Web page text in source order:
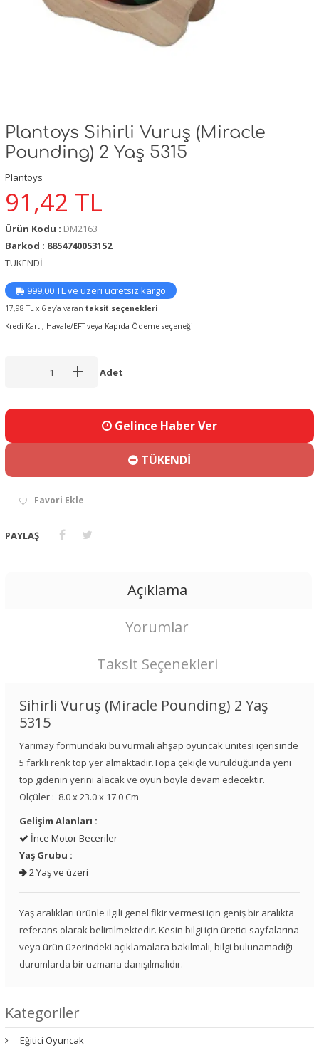
Plantoys Sihirli Vuruş (Miracle
Pounding) 2 Yaş 5315
Plantoys
91,42 TL
Ürün Kodu : DM2163
Barkod : 8854740053152
TÜKENDİ
999,00 TL ve üzeri ücretsiz kargo
17,98 TL x 6 ay’a varan taksit seçenekleri
Kredi Kartı, Havale/EFT veya Kapıda Ödeme seçeneği
Adet
Gelince Haber Ver
TÜKENDİ
Favori Ekle
PAYLAŞ
Açıklama
Yorumlar
Taksit Seçenekleri
Sihirli Vuruş (Miracle Pounding) 2 Yaş
5315
Yarımay formundaki bu vurmalı ahşap oyuncak ünitesi içerisinde
5 farklı renk top yer almaktadır.Topa çekiçle vurulduğunda yeni
top gidenin yerini alacak ve oyun böyle devam edecektir.
Ölçüler : 8.0 x 23.0 x 17.0 Cm
Gelişim Alanları :
İnce Motor Beceriler
Yaş Grubu :
2 Yaş ve üzeri
Yaş aralıkları ürünle ilgili genel fikir vermesi için geniş bir aralıkta
referans olarak belirtilmektedir. Kesin bilgi için üretici sayfalarına
veya ürün üzerindeki açıklamalara bakılmalı, bilgi bulunamadığı
durumlarda bir uzmana danışılmalıdır.
Kategoriler
Eğitici Oyuncak